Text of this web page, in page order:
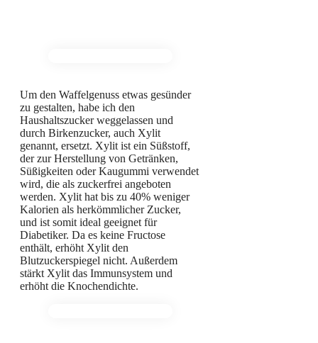
Um den Waffelgenuss etwas gesünder
zu gestalten, habe ich den
Haushaltszucker weggelassen und
durch Birkenzucker, auch Xylit
genannt, ersetzt. Xylit ist ein Süßstoff,
der zur Herstellung von Getränken,
Süßigkeiten oder Kaugummi verwendet
wird, die als zuckerfrei angeboten
werden. Xylit hat bis zu 40% weniger
Kalorien als herkömmlicher Zucker,
und ist somit ideal geeignet für
Diabetiker. Da es keine Fructose
enthält, erhöht Xylit den
Blutzuckerspiegel nicht. Außerdem
stärkt Xylit das Immunsystem und
erhöht die Knochendichte.